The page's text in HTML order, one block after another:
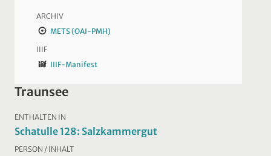
ARCHIV
METS (OAI-PMH)
IIIF
IIIF-Manifest
Traunsee
ENTHALTEN IN
Schatulle 128: Salzkammergut
PERSON / INHALT